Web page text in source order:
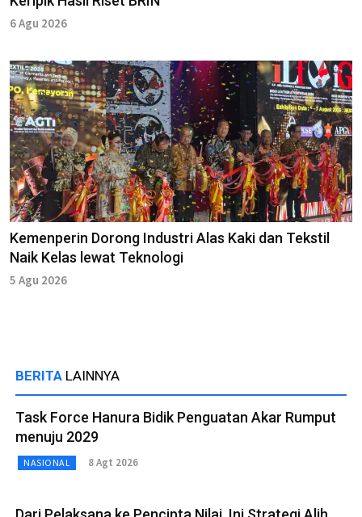
6 Agu 2026
Kemenperin Dorong Industri Alas Kaki dan Tekstil
Naik Kelas lewat Teknologi
5 Agu 2026
BERITA LAINNYA
Task Force Hanura Bidik Penguatan Akar Rumput
menuju 2029
NASIONAL 8 Agt 2026